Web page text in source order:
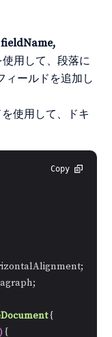
用して、段落に
ィールドを追加し
使用して、ドキ
Copy
{
{